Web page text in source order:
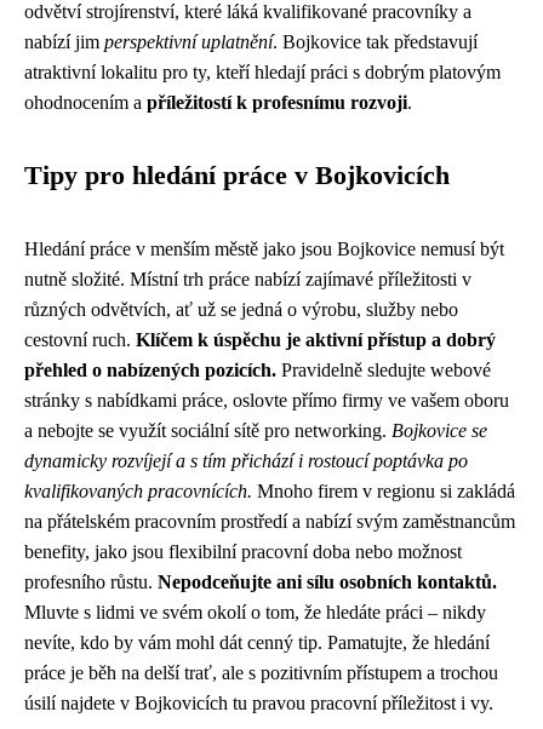
odvětví strojírenství, které láká kvalifikované pracovníky a
nabízí jim perspektivní uplatnění. Bojkovice tak představují
atraktivní lokalitu pro ty, kteří hledají práci s dobrým platovým
ohodnocením a příležitostí k profesnímu rozvoji.
Tipy pro hledání práce v Bojkovicích
Hledání práce v menším městě jako jsou Bojkovice nemusí být
nutně složité. Místní trh práce nabízí zajímavé příležitosti v
různých odvětvích, ať už se jedná o výrobu, služby nebo
cestovní ruch. Klíčem k úspěchu je aktivní přístup a dobrý
přehled o nabízených pozicích. Pravidelně sledujte webové
stránky s nabídkami práce, oslovte přímo firmy ve vašem oboru
a nebojte se využít sociální sítě pro networking. Bojkovice se
dynamicky rozvíjejí a s tím přichází i rostoucí poptávka po
kvalifikovaných pracovnících. Mnoho firem v regionu si zakládá
na přátelském pracovním prostředí a nabízí svým zaměstnancům
benefity, jako jsou flexibilní pracovní doba nebo možnost
profesního růstu. Nepodceňujte ani sílu osobních kontaktů.
Mluvte s lidmi ve svém okolí o tom, že hledáte práci – nikdy
nevíte, kdo by vám mohl dát cenný tip. Pamatujte, že hledání
práce je běh na delší trať, ale s pozitivním přístupem a trochou
úsilí najdete v Bojkovicích tu pravou pracovní příležitost i vy.